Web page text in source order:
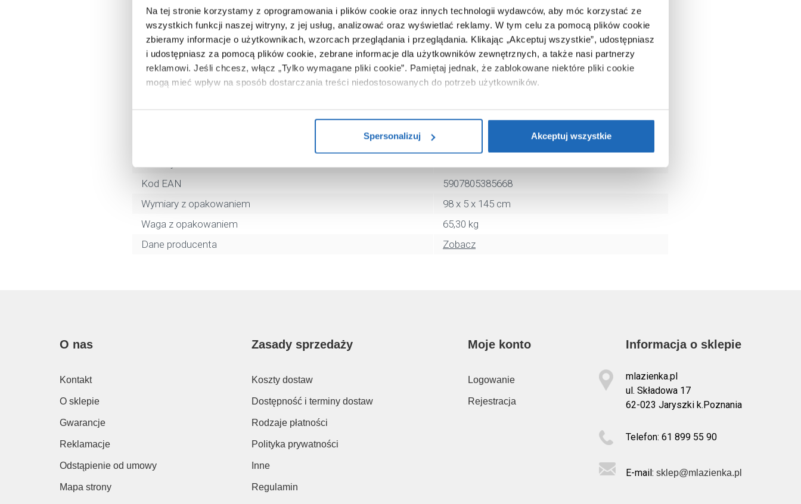
Na tej stronie korzystamy z oprogramowania i plików cookie oraz innych technologii wydawców, aby móc korzystać ze
wszystkich funkcji naszej witryny, z jej usług, analizować oraz wyświetlać reklamy. W tym celu za pomocą plików cookie
zbieramy informacje o użytkownikach, wzorcach przeglądania i przeglądania. Klikając „Akceptuj wszystkie”, udostępniasz
i udostępniasz za pomocą plików cookie, zebrane informacje dla użytkowników zewnętrznych, a także nasi partnerzy
reklamowi. Jeśli chcesz, włącz „Tylko wymagane pliki cookie”. Pamiętaj jednak, że zablokowane niektóre pliki cookie
mogą mieć wpływ na sposób dostarczania treści niedostosowanych do potrzeb użytkowników.
Aby uzyskać więcej informacji na temat plików plików cookie, kliknij „Ustawienia plików cookie”.Jeśli chcesz uzyskać
Spersonalizuj
Akceptuj wszystkie
Nr katalogowy
645430057001000
Kształt
prostokątny
Kolor
biały
Głębokość
1.5 cm
konglomerat
Kod EAN
5907805385668
Wymiary z opakowaniem
98 x 5 x 145 cm
Waga z opakowaniem
65,30 kg
Dane producenta
Zobacz
O nas
Kontakt
O sklepie
Gwarancje
Reklamacje
Odstąpienie od umowy
Mapa strony
Zasady sprzedaży
Koszty dostaw
Dostępność i terminy dostaw
Rodzaje płatności
Polityka prywatności
Inne
Regulamin
Moje konto
Logowanie
Rejestracja
Informacja o sklepie
mlazienka.pl
ul. Składowa 17
62-023 Jaryszki k.Poznania
Telefon: 61 899 55 90
E-mail: sklep@mlazienka.pl